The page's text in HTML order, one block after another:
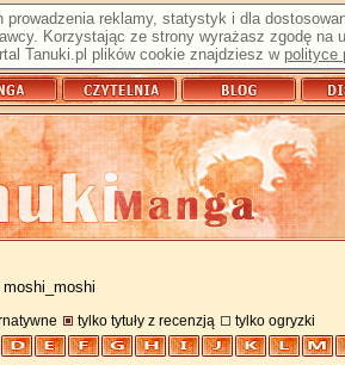
reklamy, statystyk i dla
Korzystając ze strony wyrażasz zgodę
Tanuki.pl plików cookie znajdziesz w polityce
tylko tytuły z recenzją tylko ogryzki